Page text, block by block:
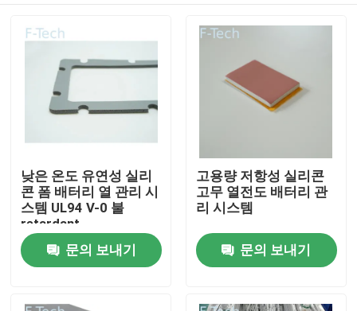
낮은 온도 유연성 실리
콘 폼 배터리 열 관리 시
스템 UL94 V-0 불
retardant
문의 보내기
고용량 저항성 실리콘
고무 열전도 배터리 관
리 시스템
문의 보내기